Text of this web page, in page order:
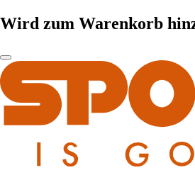
Wird zum Warenkorb